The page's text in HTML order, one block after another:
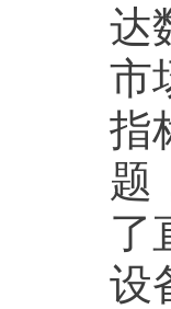
达
市
指
题
了
设